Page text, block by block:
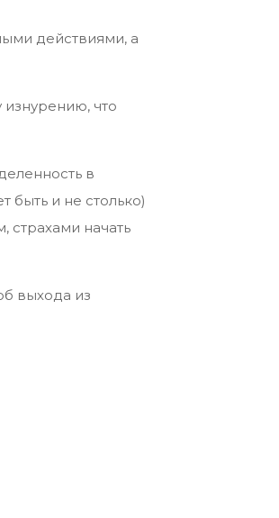
действиями, а
что
в
быть и не столько)
страхами начать
выхода из